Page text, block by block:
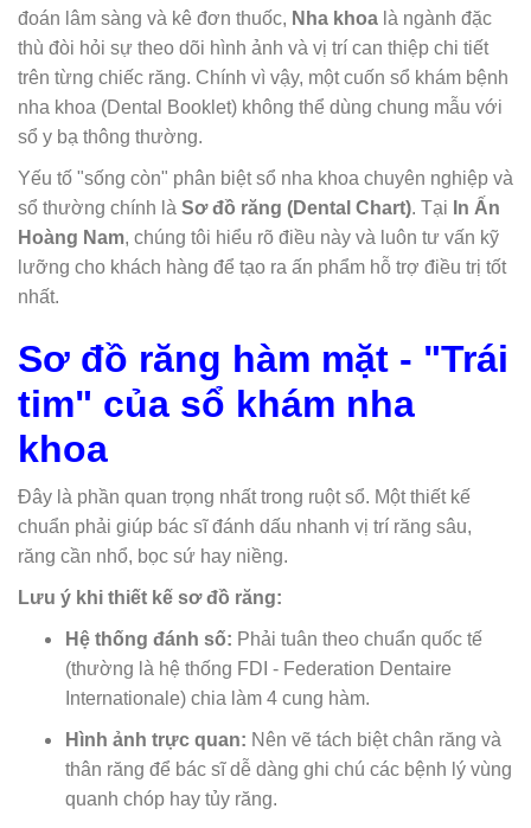
đoán lâm sàng và kê đơn thuốc, Nha khoa là ngành đặc
thù đòi hỏi sự theo dõi hình ảnh và vị trí can thiệp chi tiết
trên từng chiếc răng. Chính vì vậy, một cuốn sổ khám bệnh
nha khoa (Dental Booklet) không thể dùng chung mẫu với
sổ y bạ thông thường.
Yếu tố "sống còn" phân biệt sổ nha khoa chuyên nghiệp và
sổ thường chính là Sơ đồ răng (Dental Chart). Tại In Ấn
Hoàng Nam, chúng tôi hiểu rõ điều này và luôn tư vấn kỹ
lưỡng cho khách hàng để tạo ra ấn phẩm hỗ trợ điều trị tốt
nhất.
Sơ đồ răng hàm mặt - "Trái
tim" của sổ khám nha
khoa
Đây là phần quan trọng nhất trong ruột sổ. Một thiết kế
chuẩn phải giúp bác sĩ đánh dấu nhanh vị trí răng sâu,
răng cần nhổ, bọc sứ hay niềng.
Lưu ý khi thiết kế sơ đồ răng:
Hệ thống đánh số: Phải tuân theo chuẩn quốc tế
(thường là hệ thống FDI - Federation Dentaire
Internationale) chia làm 4 cung hàm.
Hình ảnh trực quan: Nên vẽ tách biệt chân răng và
thân răng để bác sĩ dễ dàng ghi chú các bệnh lý vùng
quanh chóp hay tủy răng.